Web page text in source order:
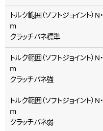
トルク範囲（ソフトジョイント）N・
m
クラッチバネ標準
トルク範囲（ソフトジョイント）N・
m
クラッチバネ強
トルク範囲（ソフトジョイント）N・
m
クラッチバネ弱